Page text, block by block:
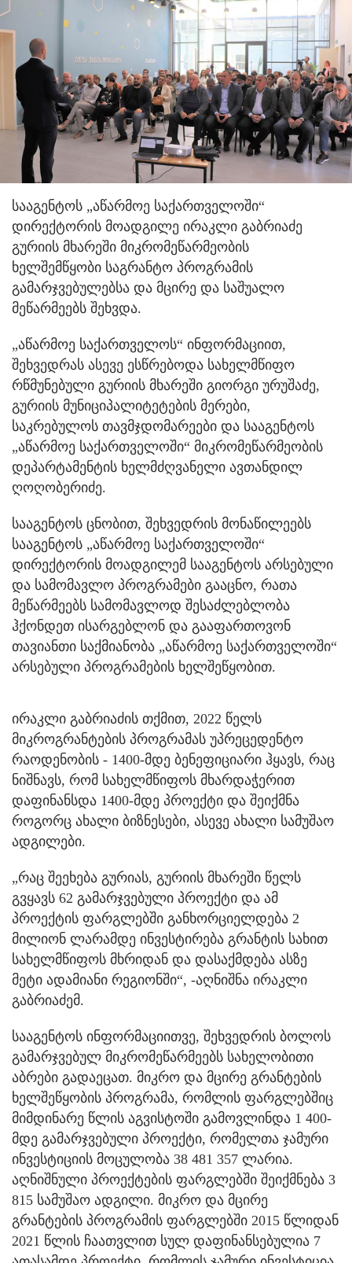
სააგენტოს „აწარმოე საქართველოში“
დირექტორის მოადგილე ირაკლი გაბრიაძე
გურიის მხარეში მიკრომეწარმეობის
ხელშემწყობი საგრანტო პროგრამის
გამარჯვებულებსა და მცირე და საშუალო
მეწარმეებს შეხვდა.
„აწარმოე საქართველოს“ ინფორმაციით,
შეხვედრას ასევე ესწრებოდა სახელმწიფო
რწმუნებული გურიის მხარეში გიორგი ურუშაძე,
გურიის მუნიციპალიტეტების მერები,
საკრებულოს თავმჯდომარეები და სააგენტოს
„აწარმოე საქართველოში“ მიკრომეწარმეობის
დეპარტამენტის ხელმძღვანელი ავთანდილ
ღოღობერიძე.
სააგენტოს ცნობით, შეხვედრის მონაწილეებს
სააგენტოს „აწარმოე საქართველოში“
დირექტორის მოადგილემ სააგენტოს არსებული
და სამომავლო პროგრამები გააცნო, რათა
მეწარმეებს სამომავლოდ შესაძლებლობა
ჰქონდეთ ისარგებლონ და გააფართოვონ
თავიანთი საქმიანობა „აწარმოე საქართველოში“
არსებული პროგრამების ხელშეწყობით.
ირაკლი გაბრიაძის თქმით, 2022 წელს
მიკროგრანტების პროგრამას უპრეცედენტო
რაოდენობის - 1400-მდე ბენეფიციარი ჰყავს, რაც
ნიშნავს, რომ სახელმწიფოს მხარდაჭერით
დაფინანსდა 1400-მდე პროექტი და შეიქმნა
როგორც ახალი ბიზნესები, ასევე ახალი სამუშაო
ადგილები.
„რაც შეეხება გურიას, გურიის მხარეში წელს
გვყავს 62 გამარჯვებული პროექტი და ამ
პროექტის ფარგლებში განხორციელდება 2
მილიონ ლარამდე ინვესტირება გრანტის სახით
სახელმწიფოს მხრიდან და დასაქმდება ასზე
მეტი ადამიანი რეგიონში“, -აღნიშნა ირაკლი
გაბრიაძემ.
სააგენტოს ინფორმაციითვე, შეხვედრის ბოლოს
გამარჯვებულ მიკრომეწარმეებს სახელობითი
აბრები გადაეცათ. მიკრო და მცირე გრანტების
ხელშეწყობის პროგრამა, რომლის ფარგლებშიც
მიმდინარე წლის აგვისტოში გამოვლინდა 1 400-
მდე გამარჯვებული პროექტი, რომელთა ჯამური
ინვესტიციის მოცულობა 38 481 357 ლარია.
აღნიშნული პროექტების ფარგლებში შეიქმნება 3
815 სამუშაო ადგილი. მიკრო და მცირე
გრანტების პროგრამის ფარგლებში 2015 წლიდან
2021 წლის ჩაათვლით სულ დაფინანსებულია 7